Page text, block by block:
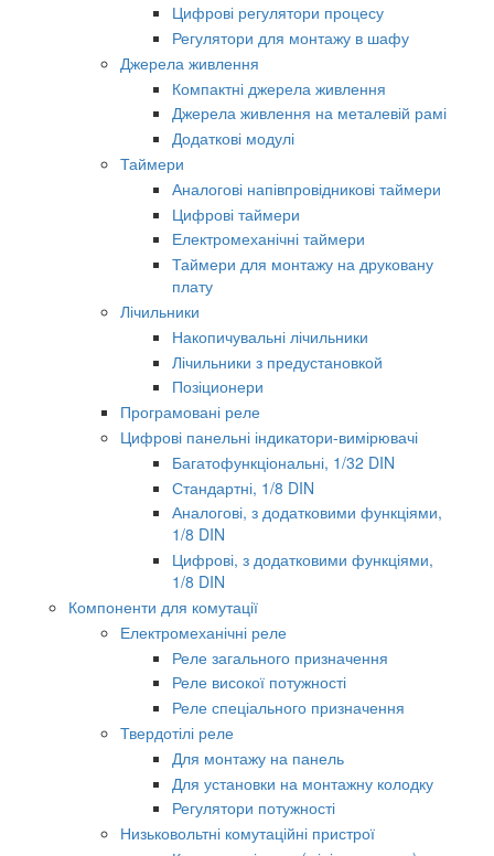
Цифрові регулятори процесу
Регулятори для монтажу в шафу
Джерела живлення
Компактні джерела живлення
Джерела живлення на металевій рамі
Додаткові модулі
Таймери
Аналогові напівпровідникові таймери
Цифрові таймери
Електромеханічні таймери
Таймери для монтажу на друковану
плату
Лічильники
Накопичувальні лічильники
Лічильники з предустановкой
Позіционери
Програмовані реле
Цифрові панельні індикатори-вимірювачі
Багатофункціональні, 1/32 DIN
Стандартні, 1/8 DIN
Аналогові, з додатковими функціями,
1/8 DIN
Цифрові, з додатковими функціями,
1/8 DIN
Компоненти для комутації
Електромеханічні реле
Реле загального призначення
Реле високої потужності
Реле спеціального призначення
Твердотілі реле
Для монтажу на панель
Для установки на монтажну колодку
Регулятори потужності
Низьковольтні комутаційні пристрої